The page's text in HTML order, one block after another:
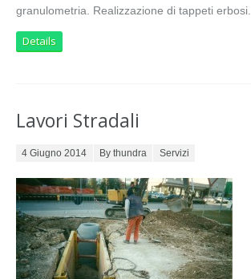
granulometria. Realizzazione di tappeti erbosi.
Details
Lavori Stradali
Posted on
4 Giugno 2014 By thundra Servizi